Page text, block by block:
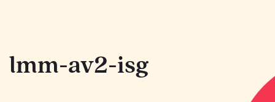
lmm-av2-isg